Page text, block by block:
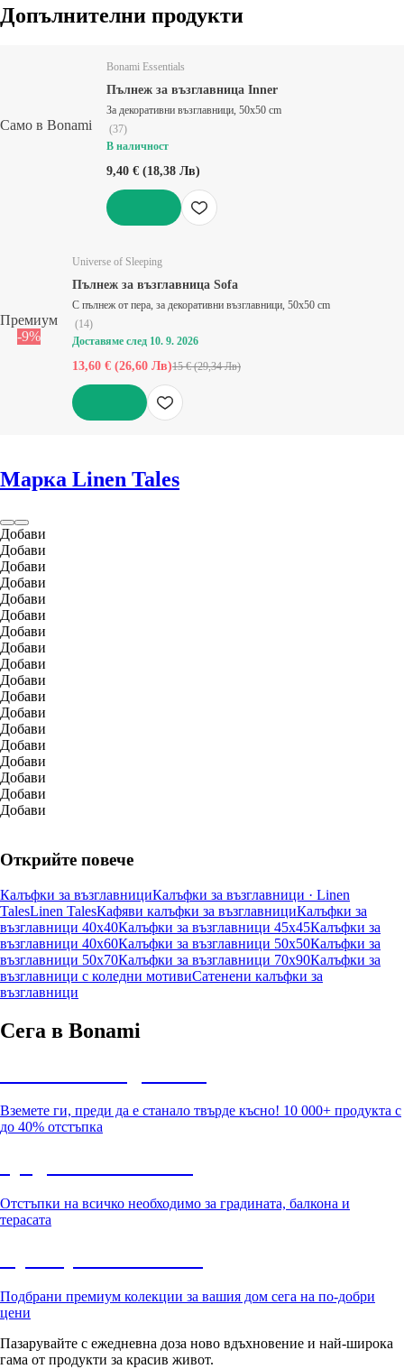
Допълнителни продукти
Само в Bonami
Bonami Essentials
Пълнеж за възглавница Inner
За декоративни възглавници, 50x50 cm
(37)
В наличност
9,40 € (18,38 Лв)
Премиум
-9%
Universe of Sleeping
Пълнеж за възглавница Sofa
С пълнеж от пера, за декоративни възглавници, 50x50 cm
(14)
Доставяме след 10. 9. 2026
13,60 € (26,60 Лв)15 € (29,34 Лв)
Марка Linen Tales
Добави
Добави
Добави
Добави
Добави
Добави
Добави
Добави
Добави
Добави
Добави
Добави
Добави
Добави
Добави
Добави
Добави
Добави
Открийте повече
Калъфки за възглавнициКалъфки за възглавници · Linen
TalesLinen TalesКафяви калъфки за възглавнициКалъфки за
възглавници 40x40Калъфки за възглавници 45x45Калъфки за
възглавници 40x60Калъфки за възглавници 50x50Калъфки за
възглавници 50x70Калъфки за възглавници 70x90Калъфки за
възглавници с коледни мотивиСатенени калъфки за
възглавници
Сега в Bonami
Вземете ги, преди да е станало твърде късно! 10 000+ продукта с
до 40% отстъпка
Отстъпки на всичко необходимо за градината, балкона и
терасата
Подбрани премиум колекции за вашия дом сега на по-добри
цени
Пазарувайте с ежедневна доза ново вдъхновение и най-широка
гама от продукти за красив живот.